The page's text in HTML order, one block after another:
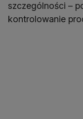
szczególności –
kontrolowanie